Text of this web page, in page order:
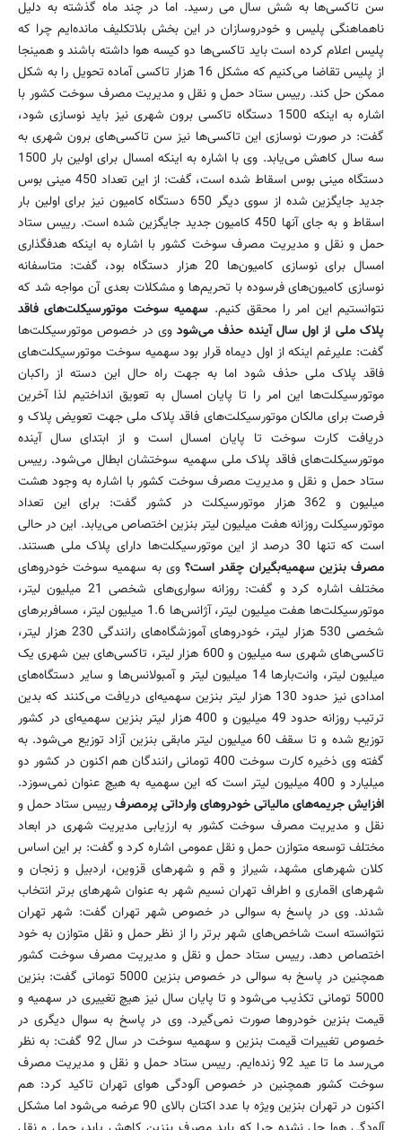
سن تاکسی‌ها به شش سال می رسید. اما در چند ماه گذشته به دلیل
ناهماهنگی پلیس و خودروسازان در این بخش بلاتکلیف مانده‌ایم چرا که
پلیس اعلام کرده است باید تاکسی‌ها دو کیسه هوا داشته باشند و همینجا
از پلیس تقاضا می‌کنیم که مشکل 16 هزار تاکسی آماده تحویل را به شکل
ممکن حل کند. رییس ستاد حمل و نقل و مدیریت مصرف سوخت کشور با
اشاره به اینکه 1500 دستگاه تاکسی برون شهری نیز باید نوسازی شود،
گفت: در صورت نوسازی این تاکسی‌ها نیز سن تاکسی‌های برون شهری به
سه سال کاهش می‌یابد. وی با اشاره به اینکه امسال برای اولین بار 1500
دستگاه مینی بوس اسقاط شده است، گفت: از این تعداد 450 مینی بوس
جدید جایگزین شده از سوی دیگر 650 دستگاه کامیون نیز برای اولین بار
اسقاط و به جای آنها 450 کامیون جدید جایگزین شده است. رییس ستاد
حمل و نقل و مدیریت مصرف سوخت کشور با اشاره به اینکه هدفگذاری
امسال برای نوسازی کامیون‌ها 20 هزار دستگاه بود، گفت: متاسفانه
نوسازی کامیون‌های فرسوده با تحریم‌ها و مشکلات بعدی آن مواجه شد که
نتوانستیم این امر را محقق کنیم. سهمیه سوخت موتورسیکلت‌های فاقد
پلاک ملی از اول سال آینده حذف می‌شودوی در خصوص موتورسیکلت‌ها
گفت: علیرغم اینکه از اول دیماه قرار بود سهمیه سوخت موتورسیکلت‌های
فاقد پلاک ملی حذف شود اما به جهت راه حال این دسته از راکبان
موتورسیکلت‌ها این امر را تا پایان امسال به تعویق انداختیم لذا آخرین
فرصت برای مالکان موتورسیکلت‌های فاقد پلاک ملی جهت تعویض پلاک و
دریافت کارت سوخت تا پایان امسال است و از ابتدای سال آینده
موتورسیکلت‌های فاقد پلاک ملی سهمیه سوختشان ابطال می‌شود. رییس
ستاد حمل و نقل و مدیریت مصرف سوخت کشور با اشاره به وجود هشت
میلیون و 362 هزار موتورسیکلت در کشور گفت: برای این تعداد
موتورسیکلت روزانه هفت میلیون لیتر بنزین اختصاص می‌یابد. این در حالی
است که تنها 30 درصد از این موتورسیکلت‌ها دارای پلاک ملی هستند.
مصرف بنزین سهمیه‌بگیران چقدر است؟وی به سهمیه سوخت خودروهای
مختلف اشاره کرد و گفت: روزانه سواری‌های شخصی 21 میلیون لیتر،
موتورسیکلت‌ها هفت میلیون لیتر، آژانس‌ها 1.6 میلیون لیتر، مسافربرهای
شخصی 530 هزار لیتر، خودروهای آموزشگاه‌های رانندگی 230 هزار لیتر،
تاکسی‌های شهری سه میلیون و 600 هزار لیتر، تاکسی‌های بین شهری یک
میلیون لیتر، وانت‌بارها 14 میلیون لیتر و آمبولانس‌ها و سایر دستگاه‌های
امدادی نیز حدود 130 هزار لیتر بنزین سهمیه‌ای دریافت می‌کنند که بدین
ترتیب روزانه حدود 49 میلیون و 400 هزار لیتر بنزین سهمیه‌ای در کشور
توزیع شده و تا سقف 60 میلیون لیتر مابقی بنزین آزاد توزیع می‌شود. به
گفته وی ذخیره کارت سوخت 400 تومانی رانندگان هم اکنون در کشور دو
میلیارد و 400 میلیون لیتر است که این سهمیه به هیچ عنوان نمی‌سوزد.
افزایش جریمه‌های مالیاتی خودروهای وارداتی پرمصرفرییس ستاد حمل و
نقل و مدیریت مصرف سوخت کشور به ارزیابی مدیریت شهری در ابعاد
مختلف توسعه متوازن حمل و نقل عمومی اشاره کرد و گفت: بر این اساس
کلان شهرهای مشهد، شیراز و قم و شهرهای قزوین‌، اردبیل و زنجان و
شهرهای اقماری و اطراف تهران نسیم شهر به عنوان شهرهای برتر انتخاب
شدند. وی در پاسخ به سوالی در خصوص شهر تهران گفت: شهر تهران
نتوانسته‌ است شاخص‌های شهر برتر را از نظر حمل و نقل متوازن به خود
اختصاص دهد. رییس ستاد حمل و نقل و مدیریت مصرف سوخت کشور
همچنین در پاسخ به سوالی در خصوص بنزین 5000 تومانی گفت: بنزین
5000 تومانی تکذیب می‌شود و تا پایان سال نیز هیچ تغییری در سهمیه و
قیمت بنزین خودروها صورت نمی‌گیرد. وی در پاسخ به سوال دیگری در
خصوص تغییرات قیمت بنزین و سهمیه سوخت در سال 92 گفت: به نظر
می‌رسد ما تا عید 92 زنده‌ایم. رییس ستاد حمل و نقل و مدیریت مصرف
سوخت کشور همچنین در خصوص آلودگی هوای تهران تاکید کرد: هم
اکنون در تهران بنزین ویژه با عدد اکتان بالای 90 عرضه می‌شود اما مشکل